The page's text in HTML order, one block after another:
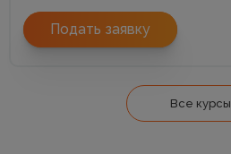
Подать заявку
Все курсы